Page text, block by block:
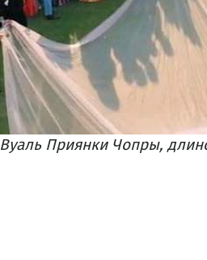
Вуаль Приянки Чопры,